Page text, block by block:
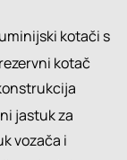
kotači s
kotač
jastuk za
vozača i